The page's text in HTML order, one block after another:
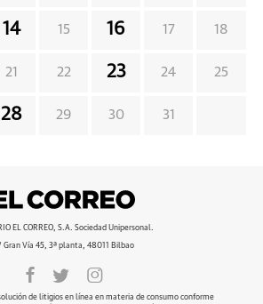
14 15 16 17 18
21 22 23 24 25
28 29 30 31
EL CORREO, S.A. Sociedad Unipersonal.
Gran Vía 45, 3ª planta, 48011 Bilbao
de litigios en línea en materia de consumo conforme